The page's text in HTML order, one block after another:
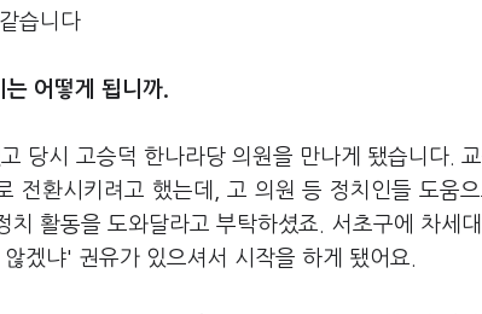
습니다
어떻게 됩니까.
당시 고승덕 한나라당 의원을 만나게 됐습니다.
전환시키려고 했는데, 고 의원 등 정치인들 도움
활동을 도와달라고 부탁하셨죠. 서초구에 차세
겠냐' 권유가 있으셔서 시작을 하게 됐어요.